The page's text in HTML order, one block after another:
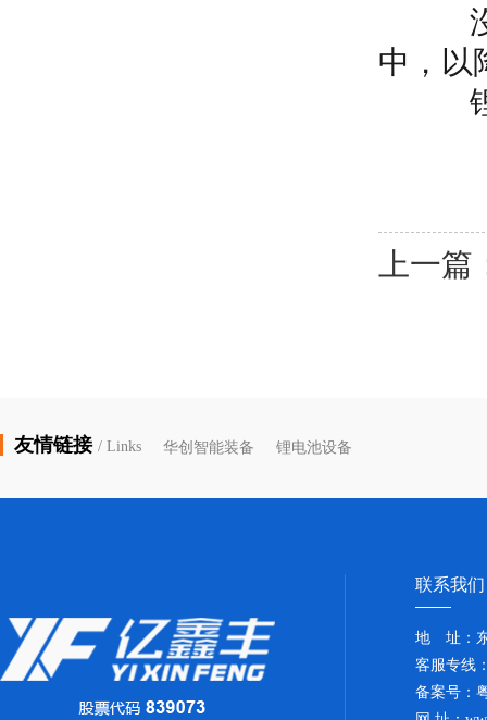
沒有
中，以
锂电
上一
友情链接 / Links 华创智能装备 锂电池设备
联系我们
地 址：东
客服专线
备案号：